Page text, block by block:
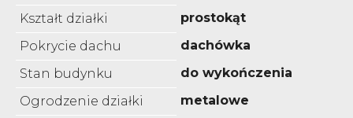
Kształt działki
prostokąt
Pokrycie dachu
dachówka
Stan budynku
do wykończenia
Ogrodzenie działki
metalowe